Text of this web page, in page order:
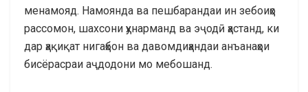
менамояд. Намоянда ва пешбарандаи ин зебоиҳо
рассомон, шахсони ҳунарманд ва эҷодӣ ҳастанд, ки
дар ҳақиқат нигаҳбон ва давомдиҳандаи анъанаҳои
бисёрасраи аҷдодони мо мебошанд.